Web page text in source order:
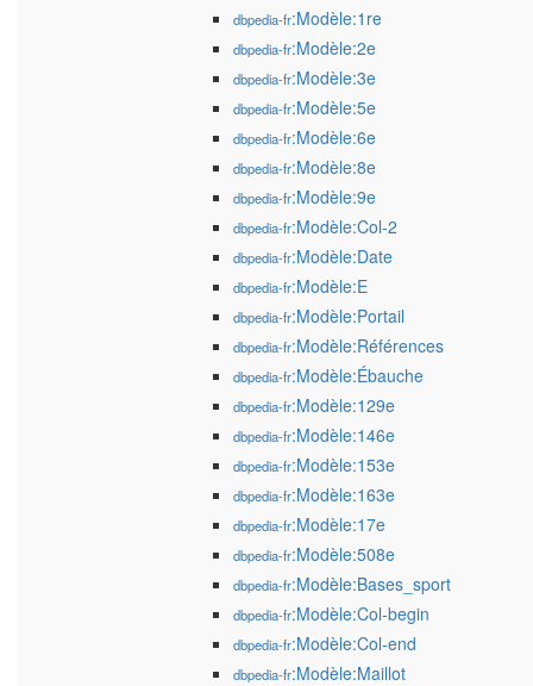
dbpedia-fr:Modèle:1re
dbpedia-fr:Modèle:2e
dbpedia-fr:Modèle:3e
dbpedia-fr:Modèle:5e
dbpedia-fr:Modèle:6e
dbpedia-fr:Modèle:8e
dbpedia-fr:Modèle:9e
dbpedia-fr:Modèle:Col-2
dbpedia-fr:Modèle:Date
dbpedia-fr:Modèle:E
dbpedia-fr:Modèle:Portail
dbpedia-fr:Modèle:Références
dbpedia-fr:Modèle:Ébauche
dbpedia-fr:Modèle:129e
dbpedia-fr:Modèle:146e
dbpedia-fr:Modèle:153e
dbpedia-fr:Modèle:163e
dbpedia-fr:Modèle:17e
dbpedia-fr:Modèle:508e
dbpedia-fr:Modèle:Bases_sport
dbpedia-fr:Modèle:Col-begin
dbpedia-fr:Modèle:Col-end
dbpedia-fr:Modèle:Maillot